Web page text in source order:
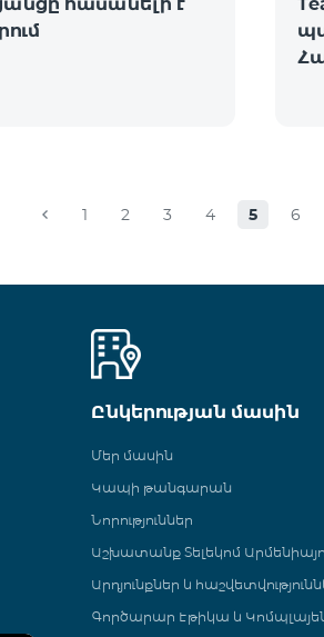
1 2 3 4 5 6
Ընկերության մասին
Մեր մասին
Կապի թանգարան
Նորություններ
Աշխատանք Տելեկոմ
Արդյունքներ և
Գործարար Էթիկա և